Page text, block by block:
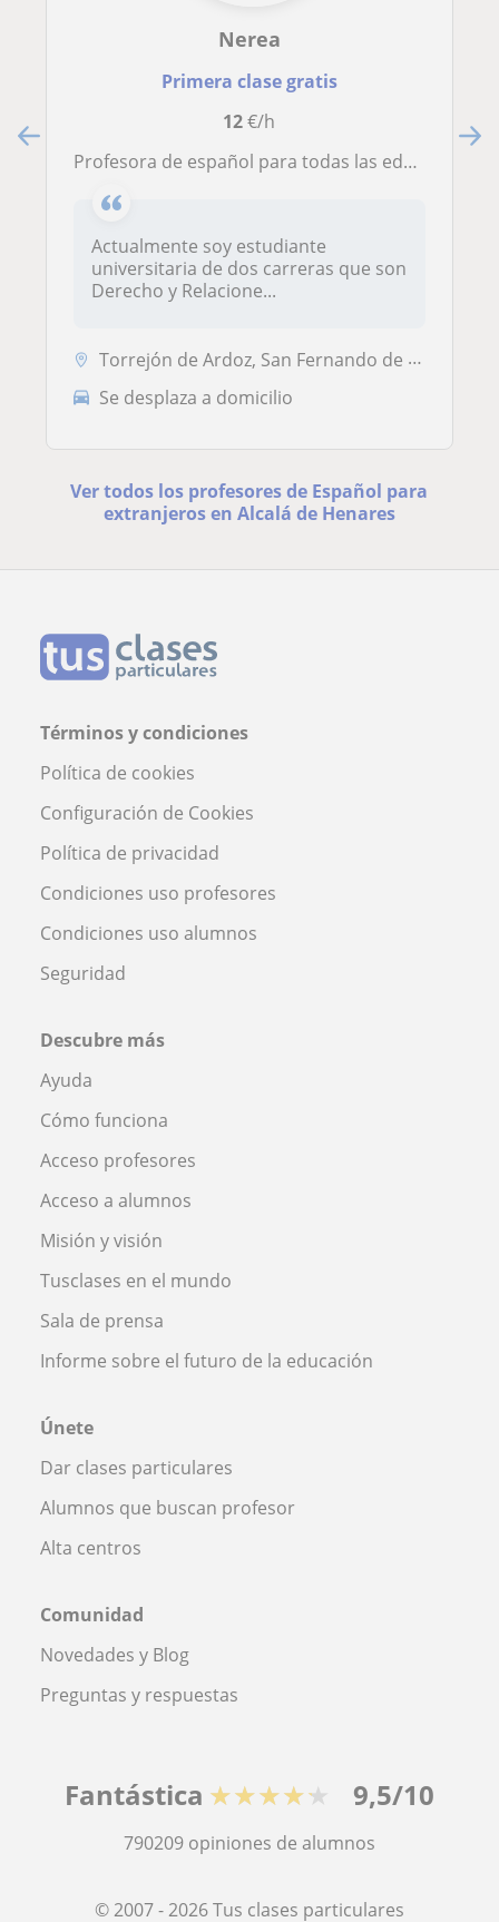
Nerea
Primera clase gratis
12€/h
Profesora de español para todas las edades. Ya sea de forma online o presencial
Actualmente soy estudiante
universitaria de dos carreras que son
Derecho y Relacione...
Torrejón de Ardoz, San Fernando de Henares, Alcalá de Henares, Coslada...
Se desplaza a domicilio
Ver todos los profesores de Español para
extranjeros en Alcalá de Henares
Términos y condiciones
Política de cookies
Configuración de Cookies
Política de privacidad
Condiciones uso profesores
Condiciones uso alumnos
Seguridad
Descubre más
Ayuda
Cómo funciona
Acceso profesores
Acceso a alumnos
Misión y visión
Tusclases en el mundo
Sala de prensa
Informe sobre el futuro de la educación
Únete
Dar clases particulares
Alumnos que buscan profesor
Alta centros
Comunidad
Novedades y Blog
Preguntas y respuestas
Fantástica ★★★★★ 9,5/10
790209 opiniones de alumnos
© 2007 - 2026 Tus clases particulares